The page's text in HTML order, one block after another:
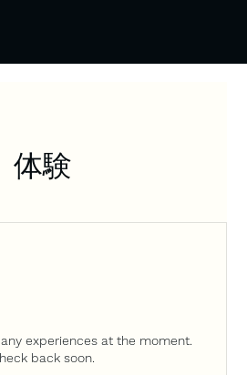
体験
experiences at the moment.
back soon.